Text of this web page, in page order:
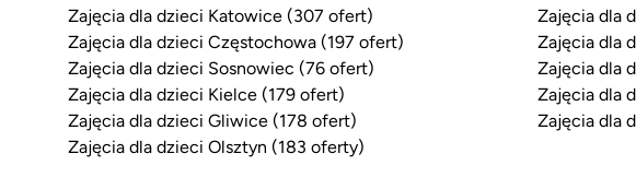
Zajęcia dla dzieci Katowice (307 ofert)
Zajęcia dla
Zajęcia dla dzieci Częstochowa (197 ofert)
Zajęcia dla
Zajęcia dla dzieci Sosnowiec (76 ofert)
Zajęcia dla
Zajęcia dla dzieci Kielce (179 ofert)
Zajęcia dla
Zajęcia dla dzieci Gliwice (178 ofert)
Zajęcia dla
Zajęcia dla dzieci Olsztyn (183 oferty)